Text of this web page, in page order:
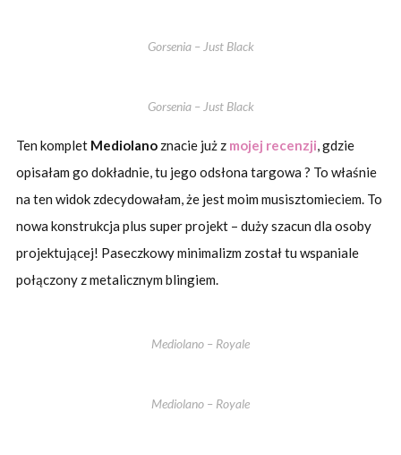
Gorsenia – Just Black
Gorsenia – Just Black
Ten komplet Mediolano znacie już z mojej recenzji, gdzie
opisałam go dokładnie, tu jego odsłona targowa ? To właśnie
na ten widok zdecydowałam, że jest moim musisztomieciem. To
nowa konstrukcja plus super projekt – duży szacun dla osoby
projektującej! Paseczkowy minimalizm został tu wspaniale
połączony z metalicznym blingiem.
Mediolano – Royale
Mediolano – Royale